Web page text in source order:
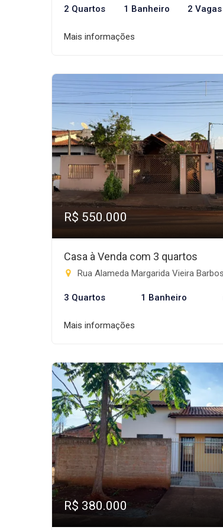
2 Quartos 1 Banheiro 2 Vagas
Mais informações
R$ 550.000
Casa à Venda com 3 quartos
Rua Alameda Margarida Vieira Barbosa, 1759 -
3 Quartos 1 Banheiro
Mais informações
R$ 380.000